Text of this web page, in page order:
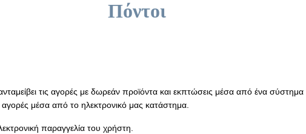
Πόντοι
τις αγορές με δωρεάν προϊόντα και εκπτώσεις μέσα από ένα
μέσα από το ηλεκτρονικό μας κατάστημα.
παραγγελία του χρήστη.